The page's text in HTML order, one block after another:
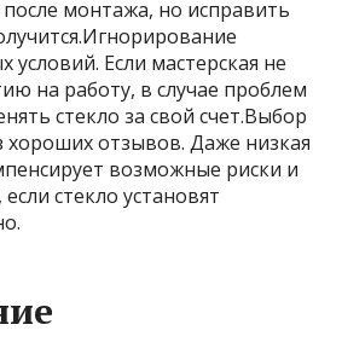
после монтажа, но исправить
условий. Если мастерская не
на работу, в случае проблем
стекло за свой счет.Выбор
хороших отзывов. Даже низкая
возможные риски и
стекло установят